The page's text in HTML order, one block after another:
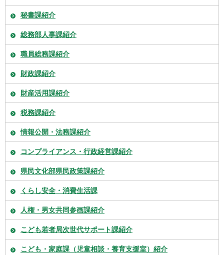
秘書課紹介
総務部人事課紹介
職員総務課紹介
財政課紹介
財産活用課紹介
税務課紹介
情報公開・法務課紹介
コンプライアンス・行政経営課紹介
県民文化部県民政策課紹介
くらし安全・消費生活課
人権・男女共同参画課紹介
こども若者局次世代サポート課紹介
こども・家庭課（児童相談・養育支援室）紹介